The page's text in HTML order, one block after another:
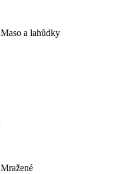
Maso a lahůdky
Mražené